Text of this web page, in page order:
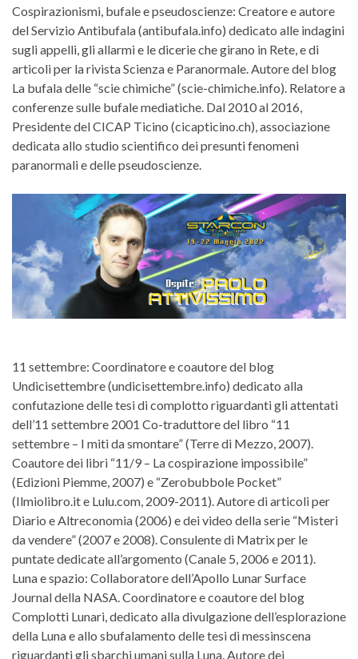
Cospirazionismi, bufale e pseudoscienze: Creatore e autore
del Servizio Antibufala (antibufala.info) dedicato alle indagini
sugli appelli, gli allarmi e le dicerie che girano in Rete, e di
articoli per la rivista Scienza e Paranormale. Autore del blog
La bufala delle “scie chimiche” (scie-chimiche.info). Relatore a
conferenze sulle bufale mediatiche. Dal 2010 al 2016,
Presidente del CICAP Ticino (cicapticino.ch), associazione
dedicata allo studio scientifico dei presunti fenomeni
paranormali e delle pseudoscienze.
11 settembre: Coordinatore e coautore del blog
Undicisettembre (undicisettembre.info) dedicato alla
confutazione delle tesi di complotto riguardanti gli attentati
dell’11 settembre 2001 Co-traduttore del libro “11
settembre – I miti da smontare” (Terre di Mezzo, 2007).
Coautore dei libri “11/9 – La cospirazione impossibile”
(Edizioni Piemme, 2007) e “Zerobubbole Pocket”
(Ilmiolibro.it e Lulu.com, 2009-2011). Autore di articoli per
Diario e Altreconomia (2006) e dei video della serie “Misteri
da vendere” (2007 e 2008). Consulente di Matrix per le
puntate dedicate all’argomento (Canale 5, 2006 e 2011).
Luna e spazio: Collaboratore dell’Apollo Lunar Surface
Journal della NASA. Coordinatore e coautore del blog
Complotti Lunari, dedicato alla divulgazione dell’esplorazione
della Luna e allo sbufalamento delle tesi di messinscena
riguardanti gli sbarchi umani sulla Luna. Autore dei